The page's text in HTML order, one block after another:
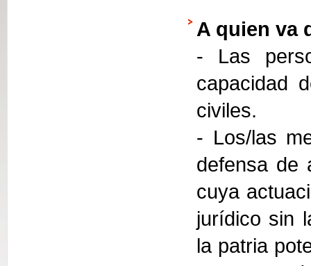
A quien va
- Las
capacidad
civiles.
- Los/las
defensa de
cuya
jurídico sin
la patria